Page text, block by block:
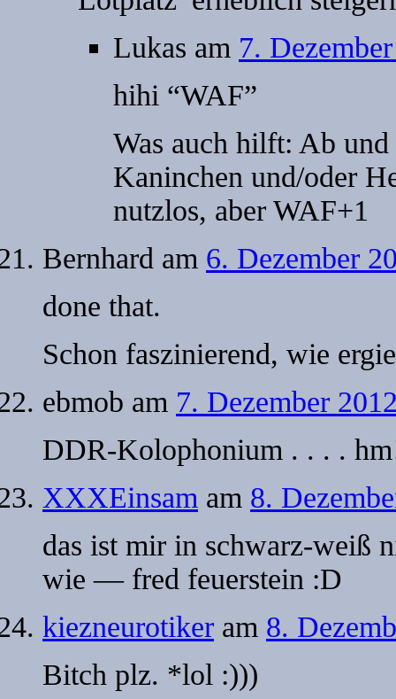
Lukas am 7.
hihi “WAF”
Was auch hilft: Ab
Kaninchen und/oder
nutzlos, aber WAF+1
Bernhard am 6. Dezember
done that.
Schon faszinierend, wie
ebmob am 7. Dezember
DDR-Kolophonium . . . .
XXXEinsam am 8.
das ist mir in schwarz-weiß
wie — fred feuerstein :D
kiezneurotiker am 8.
Bitch plz. *lol :)))